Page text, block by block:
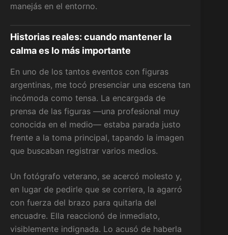
manejás en el entorno.
Historias reales: cuando mantener la
calma es lo más importante
En uno de los tantos eventos con figuras
argentinas, me tocó presenciar una escena tan
incómoda como tensa. La encargada de
prensa de las figuras —una profesional muy
conocida en el medio— estaba parada justo
frente a la toma principal, tapando la imagen
que buscaban registrar varios medios.
Un fotógrafo veterano, se acercó molesto y,
en lugar de pedirle que se corriera, la agarró
con fuerza del brazo para quitarla del
encuadre. Ella reaccionó de inmediato,
visiblemente indignada. Lo acusó de haberla